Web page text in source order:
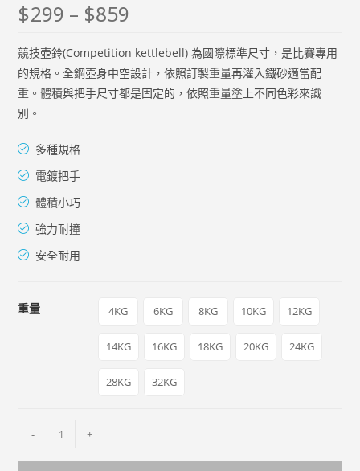
$299 – $859
競技壺鈴(Competition kettlebell) 為國際標準尺寸，是比賽專用
的規格。全鋼壺身中空設計，依照訂製重量再灌入鐵砂適當配
重。體積與把手尺寸都是固定的，依照重量塗上不同色彩來識
別。
多種規格
電鍍把手
體積小巧
強力耐撞
安全耐用
重量 4KG 6KG 8KG 10KG 12KG
14KG 16KG 18KG 20KG 24KG
28KG 32KG
- +